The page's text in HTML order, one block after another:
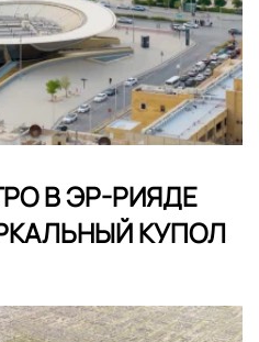
В ЭР-РИЯДЕ
КУПОЛ